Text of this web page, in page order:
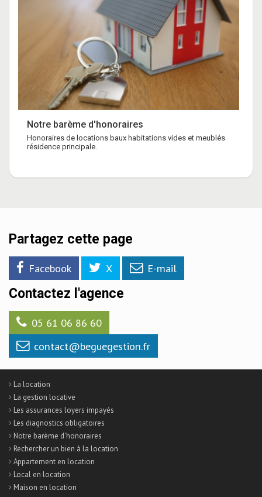
Notre barème d'honoraires
Honoraires de locations baux habitations vides et meublés
résidence principale.
Partagez cette page
Facebook X E-mail
Contactez l'agence
05 61 06 86 60
contact@beguegestion.fr
La location
La gestion locative
Les assurances loyers impayés
Les diagnostics obligatoires
Notre barème d'honoraires
Rechercher un bien à la location
Appartement en location
Local en location
Maison en location